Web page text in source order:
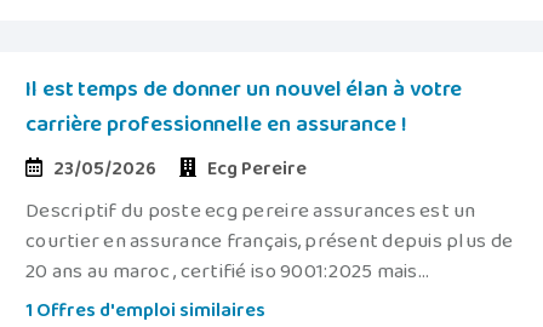
Il est temps de donner un nouvel élan à votre
carrière professionnelle en assurance !
23/05/2026 Ecg Pereire
Descriptif du poste ecg pereire assurances est un
courtier en assurance français, présent depuis plus de
20 ans au maroc , certifié iso 9001:2025 mais...
1 Offres d'emploi similaires